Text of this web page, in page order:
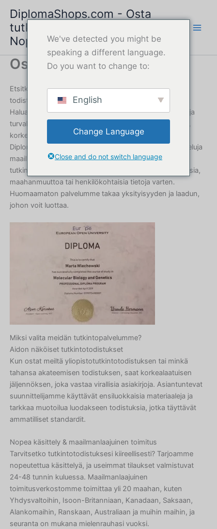
sisältöön
DiplomaShops.com - Osta
tutkintotodistus verkossa |
Nopea ja turvallinen palvelu
Osta tutkintotodistus
Etsitkö lisätietoja tutkintotodistuksesta, tutkinnosta tai
todistuksesta?
Haluatko ostaa tutkintotodistuksen verkossa nopeasti ja
turvallisesti? Tarvitsitpa sitten lukion päättötodistuksen,
korkeakoulututkinnon tai ammatillisen todistuksen,
DiplomaShops.com tarjoaa laillisia tutkintotodistuspalveluja
maailmanlaajuisella toimituksella. Saat aidon näköisen
tutkintotodistuksen nopeasti - täydellinen työhakemuksia,
maahanmuuttoa tai henkilökohtaisia tietoja varten.
Huomaamaton palvelumme takaa yksityisyyden ja laadun,
johon voit luottaa.
Miksi valita meidän tutkintopalvelumme?
Aidon näköiset tutkintotodistukset
Kun ostat meiltä yliopistotutkintotodistuksen tai minkä
tahansa akateemisen todistuksen, saat korkealaatuisen
jäljennöksen, joka vastaa virallisia asiakirjoja. Asiantuntevat
suunnittelijamme käyttävät ensiluokkaisia materiaaleja ja
tarkkaa muotoilua luodakseen todistuksia, jotka täyttävät
ammatilliset standardit.
Nopea käsittely & maailmanlaajuinen toimitus
Tarvitsetko tutkintotodistuksesi kiireellisesti? Tarjoamme
nopeutettua käsittelyä, ja useimmat tilaukset valmistuvat
24-48 tunnin kuluessa. Maailmanlaajuinen
toimitusverkostomme toimittaa yli 20 maahan, kuten
Yhdysvaltoihin, Isoon-Britanniaan, Kanadaan, Saksaan,
Alankomaihin, Ranskaan, Australiaan ja muihin maihin, ja
seuranta on mukana mielenrauhasi vuoksi.
We've detected you might be
speaking a different language.
Do you want to change to:
English
Change Language
Close and do not switch language